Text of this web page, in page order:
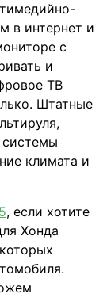
в интернет и
с
и
ТВ
Штатные
климата и
, если хотите
Хонда